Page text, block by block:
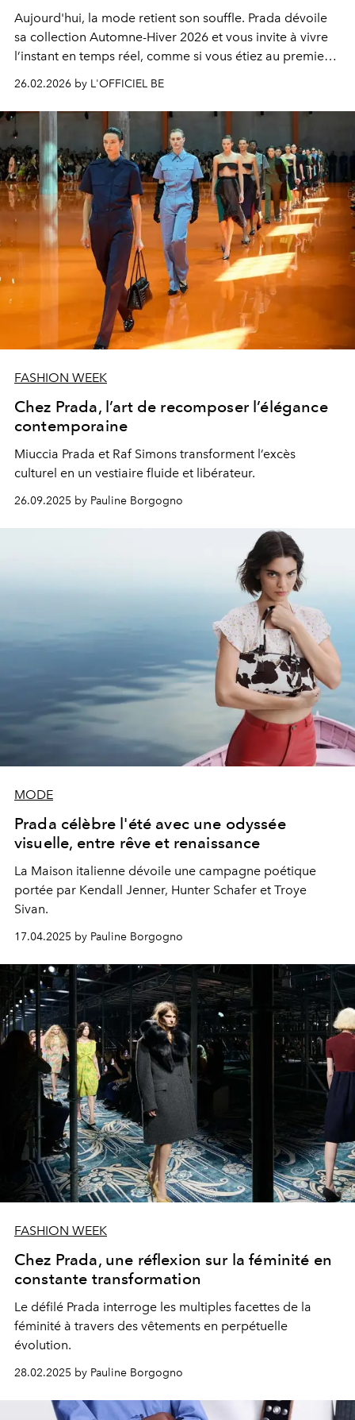
Aujourd'hui, la mode retient son souffle. Prada dévoile
sa collection Automne-Hiver 2026 et vous invite à vivre
l’instant en temps réel, comme si vous étiez au premier
26.02.2026 by L'OFFICIEL BE
FASHION WEEK
Chez Prada, l’art de recomposer l’élégance
contemporaine
Miuccia Prada et Raf Simons transforment l’excès
culturel en un vestiaire fluide et libérateur.
26.09.2025 by Pauline Borgogno
MODE
Prada célèbre l'été avec une odyssée
visuelle, entre rêve et renaissance
La Maison italienne dévoile une campagne poétique
portée par Kendall Jenner, Hunter Schafer et Troye
Sivan.
17.04.2025 by Pauline Borgogno
FASHION WEEK
Chez Prada, une réflexion sur la féminité en
constante transformation
Le défilé Prada interroge les multiples facettes de la
féminité à travers des vêtements en perpétuelle
évolution.
28.02.2025 by Pauline Borgogno